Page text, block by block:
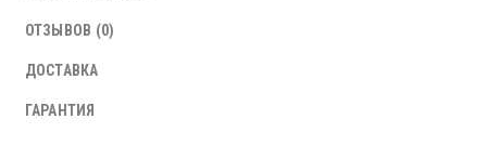
ОТЗЫВОВ (0)
ДОСТАВКА
ГАРАНТИЯ